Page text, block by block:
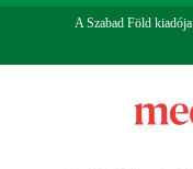
A Szabad Föld